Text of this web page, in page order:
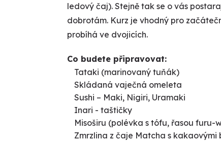
ledový čaj). Stejně tak se o vás
dobrotám. Kurz je vhodný pro
probíhá ve dvojicích.
Co budete připravovat:
Tataki (marinovaný tuňák)
Skládaná vaječná omeleta
Sushi – Maki, Nigiri, Uramaki
Inari - taštičky
Misoširu (polévka s tófu, řasou furu-
Zmrzlina z čaje Matcha s kakaovými